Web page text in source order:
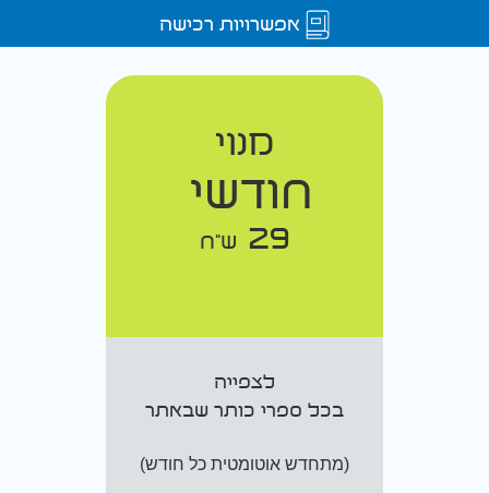
אפשרויות רכישה
מנוי
חודשי
29 ש"ח
לצפייה
בכל ספרי כותר שבאתר
(מתחדש אוטומטית כל חודש)